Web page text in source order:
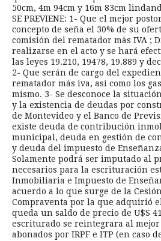
50cm, 4m 94cm y 16m 83cm
SE PREVIENE: 1- Que el mejor
concepto de seña el 30% de su
comisión del rematador màs IVA ;
realizarse en el acto y se hará
las leyes 19.210, 19478, 19.889 y
2- Que serán de cargo del
rematador más iva, así como los
mismo. 3- Se desconoce la
y la existencia de deudas por
de Montevideo y el Banco de
existe deuda de contribución
municipal, deuda en gestión de
y deuda del impuesto de
Solamente podrá ser imputado al
necesarios para la escrituración
Inmobiliaria e Impuesto de
acuerdo a lo que surge de la
Compraventa por la que adquirió
queda un saldo de precio de U$S
escriturado se reintegrara al mejor
abonados por IRPF e ITP (en caso